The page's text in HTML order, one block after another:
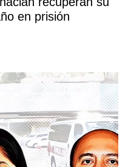
en prisión